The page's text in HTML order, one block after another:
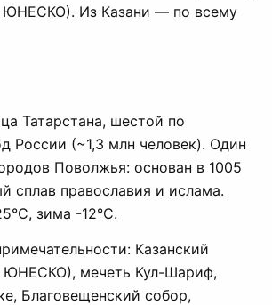
ЮНЕСКО). Из Казани — по всему
Татарстана, шестой по
России (~1,3 млн человек). Один
Поволжья: основан в 1005
сплав православия и ислама.
зима -12°C.
Казанский
ЮНЕСКО), мечеть Кул-Шариф,
Благовещенский собор,